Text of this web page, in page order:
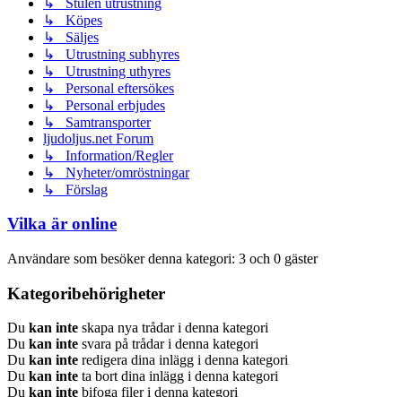
↳ Köpes
↳ Säljes
↳ Utrustning subhyres
↳ Utrustning uthyres
↳ Personal eftersökes
↳ Personal erbjudes
↳ Samtransporter
ljudoljus.net Forum
↳ Information/Regler
↳ Nyheter/omröstningar
↳ Förslag
Vilka är online
Användare som besöker denna kategori: 3 och 0 gäster
Kategoribehörigheter
Du kan inte skapa nya trådar i denna kategori
Du kan inte svara på trådar i denna kategori
Du kan inte redigera dina inlägg i denna kategori
Du kan inte ta bort dina inlägg i denna kategori
Du kan inte bifoga filer i denna kategori